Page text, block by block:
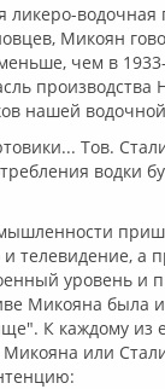
ликеро-
Микоян
чем в
нашей
Тов.
водки
телевидение, а
уровень и
Микояна была
К каждому из
или